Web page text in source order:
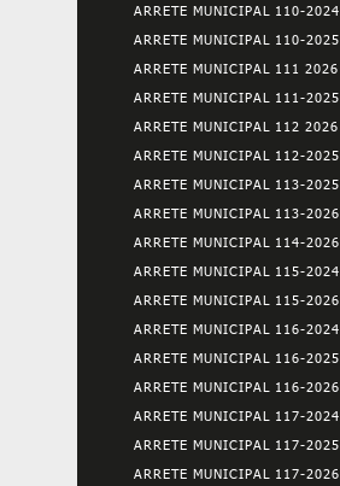
ARRETE MUNICIPAL 110-2024
ARRETE MUNICIPAL 110-2025
ARRETE MUNICIPAL 111 2026
ARRETE MUNICIPAL 111-2025
ARRETE MUNICIPAL 112 2026
ARRETE MUNICIPAL 112-2025
ARRETE MUNICIPAL 113-2025
ARRETE MUNICIPAL 113-2026
ARRETE MUNICIPAL 114-2026
ARRETE MUNICIPAL 115-2024
ARRETE MUNICIPAL 115-2026
ARRETE MUNICIPAL 116-2024
ARRETE MUNICIPAL 116-2025
ARRETE MUNICIPAL 116-2026
ARRETE MUNICIPAL 117-2024
ARRETE MUNICIPAL 117-2025
ARRETE MUNICIPAL 117-2026